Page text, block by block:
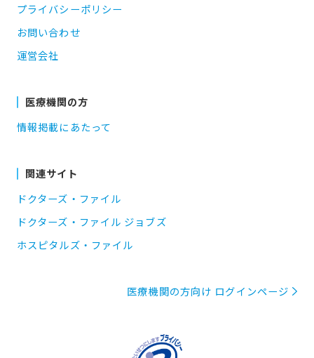
プライバシーポリシー
お問い合わせ
運営会社
医療機関の方
情報掲載にあたって
関連サイト
ドクターズ・ファイル
ドクターズ・ファイル ジョブズ
ホスピタルズ・ファイル
医療機関の方向け ログインページ